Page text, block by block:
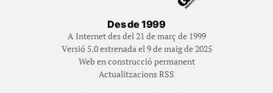
Des de 1999
A Internet des del 21 de març de 1999
Versió 5.0 estrenada el 9 de maig de 2025
Web en construcció permanent
Actualitzacions RSS